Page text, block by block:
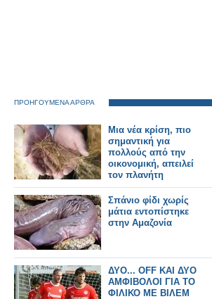
ΠΡΟΗΓΟΥΜΕΝΑ ΑΡΘΡΑ
Μια νέα κρίση, πιο
σημαντική για
πολλούς από την
οικονομική, απειλεί
τον πλανήτη
Σπάνιο φίδι χωρίς
μάτια εντοπίστηκε
στην Αμαζονία
ΔΥΟ... OFF ΚΑΙ ΔΥΟ
ΑΜΦΙΒΟΛΟΙ ΓΙΑ ΤΟ
ΦΙΛΙΚΟ ΜΕ ΒΙΛΕΜ